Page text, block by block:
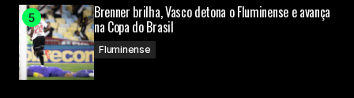
Brenner brilha, Vasco detona o Fluminense e avança
na Copa do Brasil
Fluminense